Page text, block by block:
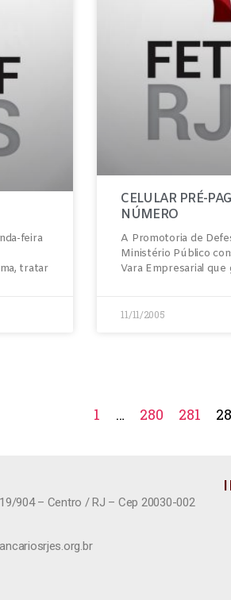
feira
tratar
CELULAR PRÉ-
NÚMERO
A Promotoria de
Ministério Público
Vara Empresarial
11/11/2005
1 … 280 281
904 – Centro / RJ – Cep 20030-002